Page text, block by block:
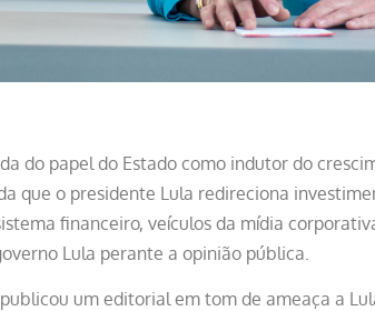
do papel do Estado como indutor do
que o presidente Lula redireciona
financeiro, veículos da mídia
Lula perante a opinião pública.
um editorial em tom de ameaça a